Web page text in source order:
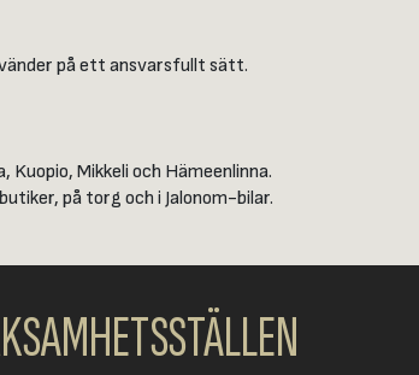
på ett ansvarsfullt sätt.
Mikkeli och Hämeenlinna.
på torg och i Jalonom-bilar.